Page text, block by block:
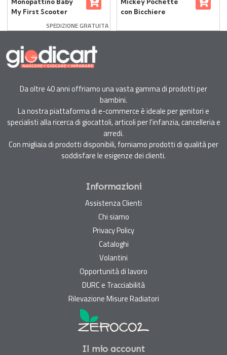
My First Scooter
SPEDIZIONE GRATUITA
con Bicchiere
Dentifricio 75 ml
Da oltre 40 anni offriamo una vasta gamma di prodotti per
bambini.
La nostra piattaforma di e-commerce è ideale per genitori e
specialisti alla ricerca di giocattoli, articoli per l'infanzia, cancelleria e
arredi.
Con migliaia di prodotti disponibili, forniamo prodotti di qualità per
soddisfare le esigenze dei clienti.
Informazioni
Assistenza Clienti
Chi siamo
Privacy Policy
Cataloghi
Volantini
Opportunità di lavoro
DURC e Tracciabilità
Rilevazione Misure Radiatori
Il mio account